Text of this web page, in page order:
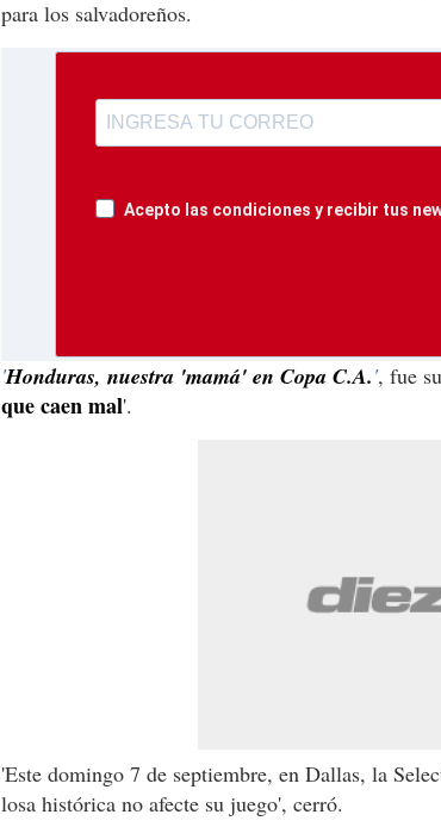
para los salvadoreños.
Acepto las condiciones y recibir tus
'Honduras, nuestra 'mamá' en Copa C.A.', fue
que caen mal'.
'Este domingo 7 de septiembre, en Dallas, la
losa histórica no afecte su juego', cerró.